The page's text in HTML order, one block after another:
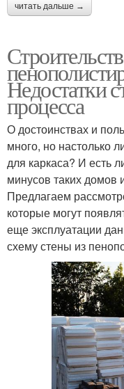
читать дальше →
Недостатки
процесса
О достоинствах и
много, но настолько
для каркаса? И есть
минусов таких домов
Предлагаем
которые могут
еще эксплуатации
схему стены из